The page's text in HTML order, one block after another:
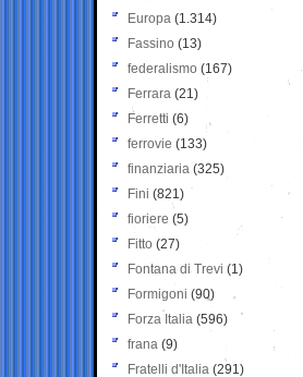
Europa (1.314)
Fassino (13)
federalismo (167)
Ferrara (21)
Ferretti (6)
ferrovie (133)
finanziaria (325)
Fini (821)
fioriere (5)
Fitto (27)
Fontana di Trevi (1)
Formigoni (90)
Forza Italia (596)
frana (9)
Fratelli d'Italia (291)